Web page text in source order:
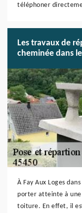
téléphoner
Les travaux de
cheminée dans
À Fay Aux Loges
porter atteinte à
toiture. En effet, il